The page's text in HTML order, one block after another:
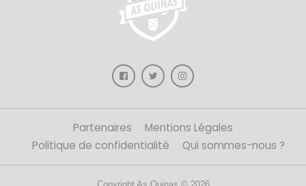
Partenaires
Mentions Légales
Politique de confidentialité
Qui sommes-nous ?